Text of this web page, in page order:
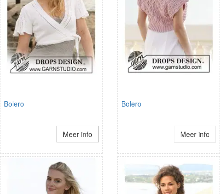
Bolero
Meer info
Bolero
Meer info